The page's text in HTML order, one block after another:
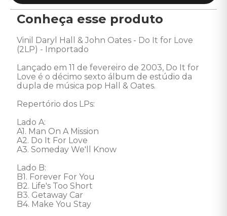
Conheça esse produto
Vinil Daryl Hall & John Oates - Do It for Love
(2LP) - Importado
Lançado em 11 de fevereiro de 2003, Do It for
Love é o décimo sexto álbum de estúdio da
dupla de música pop Hall & Oates.
Repertório dos LPs:
Lado A:
A1. Man On A Mission
A2. Do It For Love
A3. Someday We'll Know
Lado B:
B1. Forever For You
B2. Life's Too Short
B3. Getaway Car
B4. Make You Stay